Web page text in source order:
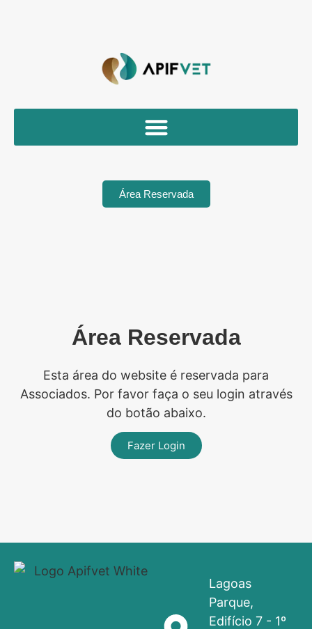
Área Reservada
Área Reservada
Esta área do website é reservada para
Associados. Por favor faça o seu login através
do botão abaixo.
Fazer Login
Lagoas
Parque,
Edifício 7 - 1º